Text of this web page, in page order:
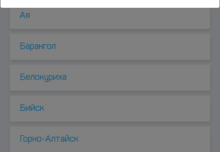
Ая
Барангол
Белокуриха
Бийск
Горно-Алтайск